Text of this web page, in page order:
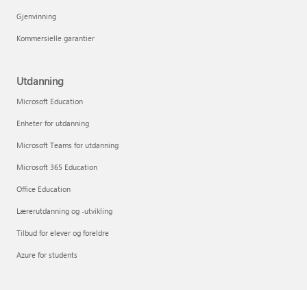
Gjenvinning
Kommersielle garantier
Utdanning
Microsoft Education
Enheter for utdanning
Microsoft Teams for utdanning
Microsoft 365 Education
Office Education
Lærerutdanning og -utvikling
Tilbud for elever og foreldre
Azure for students